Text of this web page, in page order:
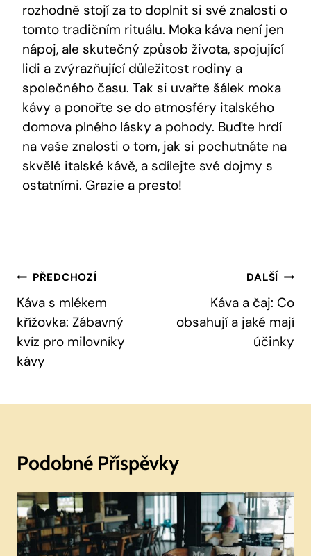
rozhodně stojí za to doplnit si své znalosti o
tomto tradičním rituálu. Moka káva není jen
nápoj, ale skutečný způsob života, spojující
lidi a zvýrazňující důležitost rodiny a
společného času. Tak si uvařte šálek moka
kávy a ponořte se do atmosféry italského
domova plného lásky a pohody. Buďte hrdí
na vaše znalosti o tom, jak si pochutnáte na
skvělé italské kávě, a sdílejte své dojmy s
ostatními. Grazie a presto!
Navigace
Pro
Příspěvek
PŘEDCHOZÍ
Káva s mlékem
křížovka: Zábavný
kvíz pro milovníky
kávy
DALŠÍ
Káva a čaj: Co
obsahují a jaké mají
účinky
Podobné Příspěvky